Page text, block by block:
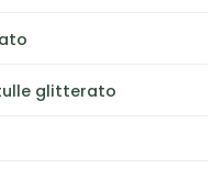
glitterato